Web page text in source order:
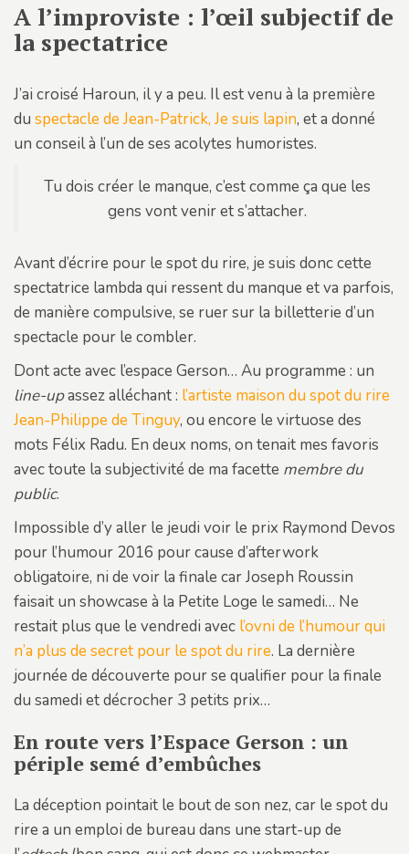
A l’improviste : l’œil subjectif de
la spectatrice
J’ai croisé Haroun, il y a peu. Il est venu à la première
du spectacle de Jean-Patrick, Je suis lapin, et a donné
un conseil à l’un de ses acolytes humoristes.
Tu dois créer le manque, c’est comme ça que les
gens vont venir et s’attacher.
Avant d’écrire pour le spot du rire, je suis donc cette
spectatrice lambda qui ressent du manque et va parfois,
de manière compulsive, se ruer sur la billetterie d’un
spectacle pour le combler.
Dont acte avec l’espace Gerson… Au programme : un
line-upassez alléchant : l’artiste maison du spot du rire
Jean-Philippe de Tinguy, ou encore le virtuose des
mots Félix Radu. En deux noms, on tenait mes favoris
avec toute la subjectivité de ma facette membre du
public.
Impossible d’y aller le jeudi voir le prix Raymond Devos
pour l’humour 2016 pour cause d’afterwork
obligatoire, ni de voir la finale car Joseph Roussin
faisait un showcase à la Petite Loge le samedi… Ne
restait plus que le vendredi avec l’ovni de l’humour qui
n’a plus de secret pour le spot du rire. La dernière
journée de découverte pour se qualifier pour la finale
du samedi et décrocher 3 petits prix…
En route vers l’Espace Gerson : un
périple semé d’embûches
La déception pointait le bout de son nez, car le spot du
rire a un emploi de bureau dans une start-up de